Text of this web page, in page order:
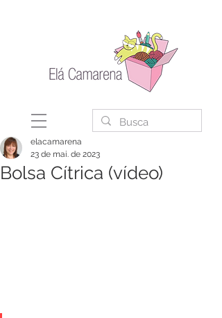
Bolsa Cítrica (vídeo)
elacamarena
23 de mai. de 2023